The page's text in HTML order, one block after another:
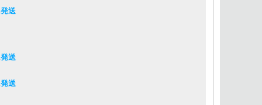
送
送
送